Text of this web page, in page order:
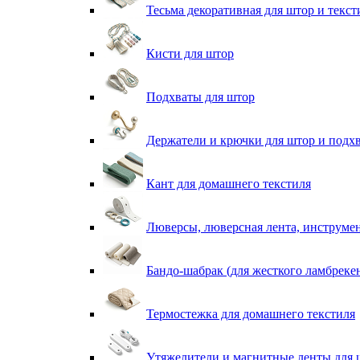
Тесьма декоративная для штор и
Кисти для штор
Подхваты для штор
Держатели и крючки для штор и
Кант для домашнего текстиля
Люверсы, люверсная лента,
Бандо-шабрак (для жесткого
Термостежка для домашнего текстиля
Утяжелители и магнитные ленты для